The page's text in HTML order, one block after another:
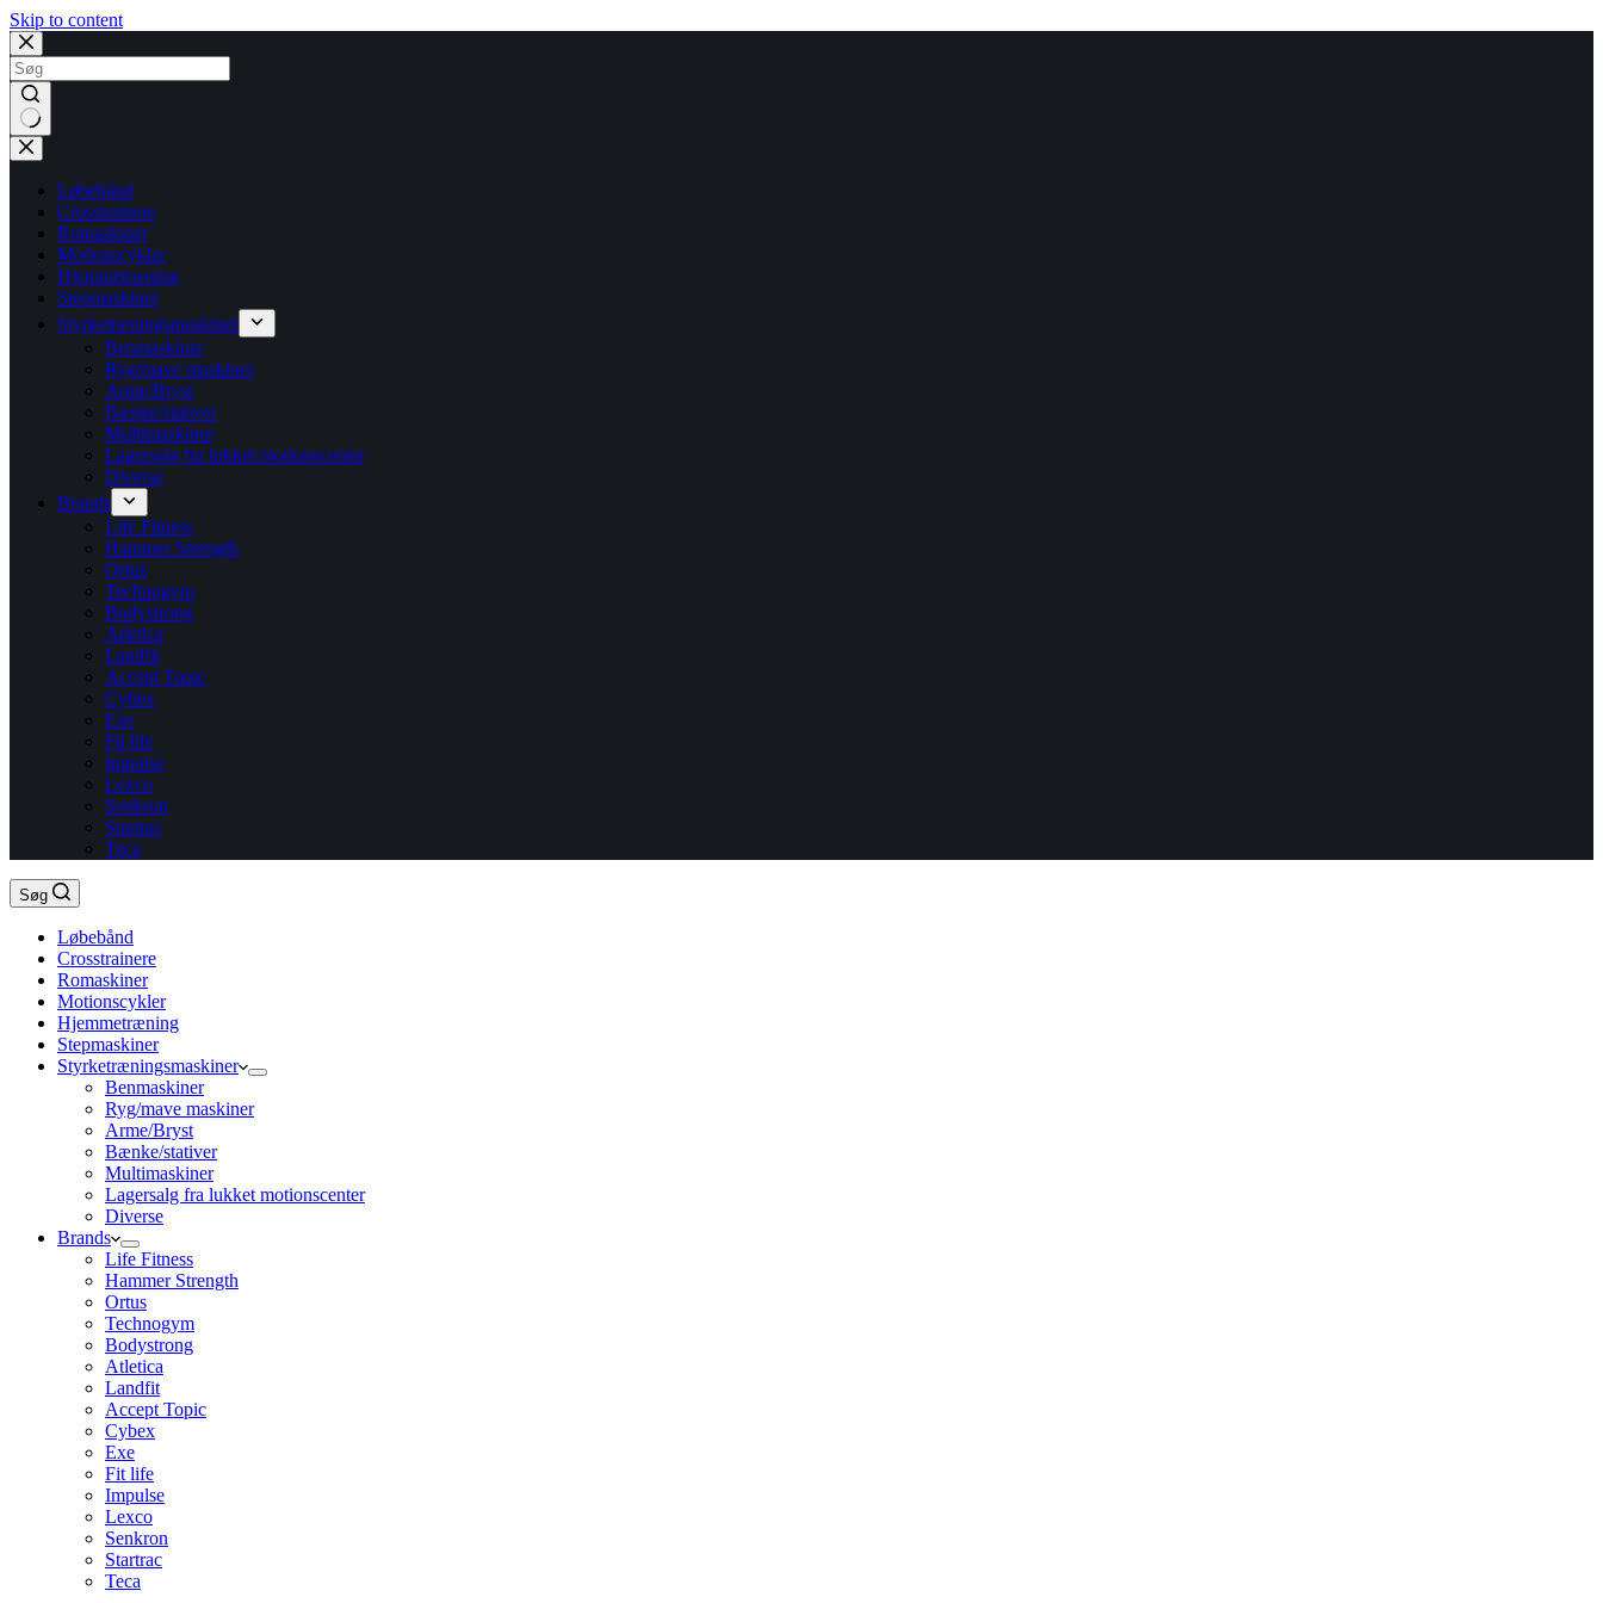
Skip to content
No
results
Løbebånd
Crosstrainere
Romaskiner
Motionscykler
Hjemmetræning
Stepmaskiner
Styrketræningsmaskiner
Benmaskiner
Ryg/mave maskiner
Arme/Bryst
Bænke/stativer
Multimaskiner
Lagersalg fra lukket motionscenter
Diverse
Brands
Life Fitness
Hammer Strength
Ortus
Technogym
Bodystrong
Atletica
Landfit
Accept Topic
Cybex
Exe
Fit life
Impulse
Lexco
Senkron
Startrac
Teca
Søg
Løbebånd
Crosstrainere
Romaskiner
Motionscykler
Hjemmetræning
Stepmaskiner
Styrketræningsmaskiner
Benmaskiner
Ryg/mave maskiner
Arme/Bryst
Bænke/stativer
Multimaskiner
Lagersalg fra lukket motionscenter
Diverse
Brands
Life Fitness
Hammer Strength
Ortus
Technogym
Bodystrong
Atletica
Landfit
Accept Topic
Cybex
Exe
Fit life
Impulse
Lexco
Senkron
Startrac
Teca